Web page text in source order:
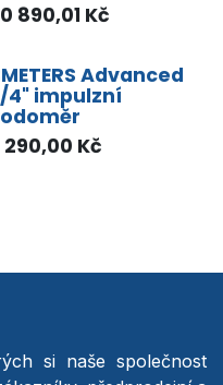
890,01 Kč
Advanced
4" impulzní
290,00 Kč
si naše společnost